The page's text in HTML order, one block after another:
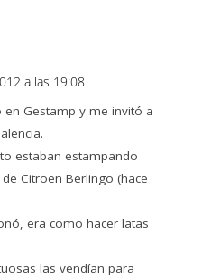
a las 19:08
Gestamp y me invitó a
estaban estampando
Citroen Berlingo (hace
era como hacer latas
las vendían para